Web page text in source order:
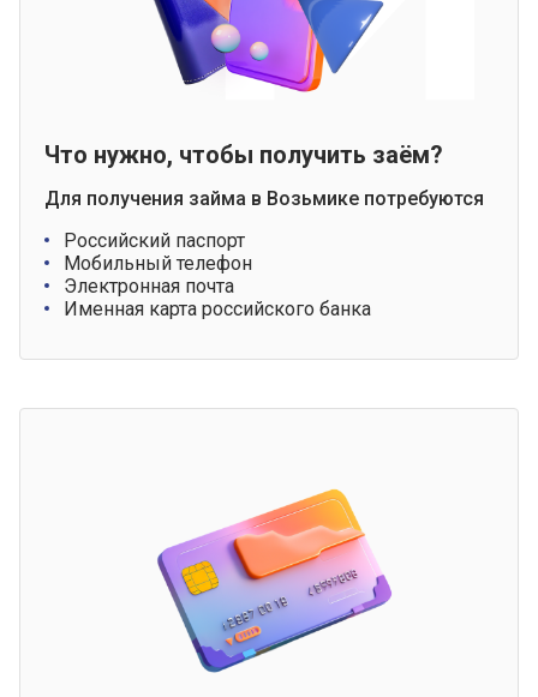
Что нужно, чтобы получить заём?
Для получения займа в Возьмике потребуются
Российский паспорт
Мобильный телефон
Электронная почта
Именная карта российского банка